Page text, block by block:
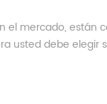
mercado, están
usted debe elegir